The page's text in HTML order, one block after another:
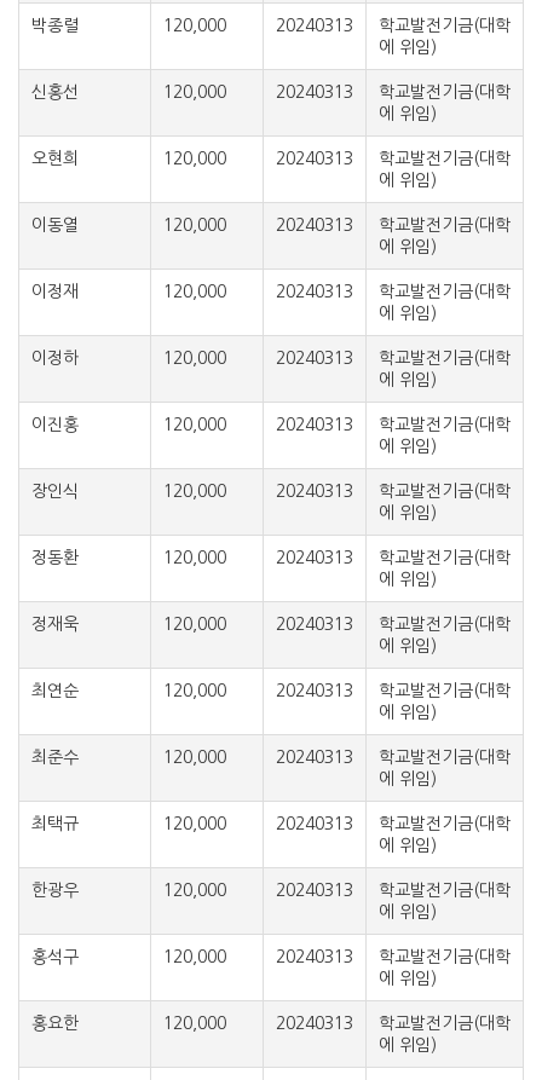
박종렬 120,000 20240313
학교발전기금(대학
에 위임)
신홍선 120,000 20240313
학교발전기금(대학
에 위임)
오현희 120,000 20240313
학교발전기금(대학
에 위임)
이동열 120,000 20240313
학교발전기금(대학
에 위임)
이정재 120,000 20240313
학교발전기금(대학
에 위임)
이정하 120,000 20240313
학교발전기금(대학
에 위임)
이진홍 120,000 20240313
학교발전기금(대학
에 위임)
장인식 120,000 20240313
학교발전기금(대학
에 위임)
정동환 120,000 20240313
학교발전기금(대학
에 위임)
정재욱 120,000 20240313
학교발전기금(대학
에 위임)
최연순 120,000 20240313
학교발전기금(대학
에 위임)
최준수 120,000 20240313
학교발전기금(대학
에 위임)
최택규 120,000 20240313
학교발전기금(대학
에 위임)
한광우 120,000 20240313
학교발전기금(대학
에 위임)
홍석구 120,000 20240313
학교발전기금(대학
에 위임)
홍요한 120,000 20240313
학교발전기금(대학
에 위임)